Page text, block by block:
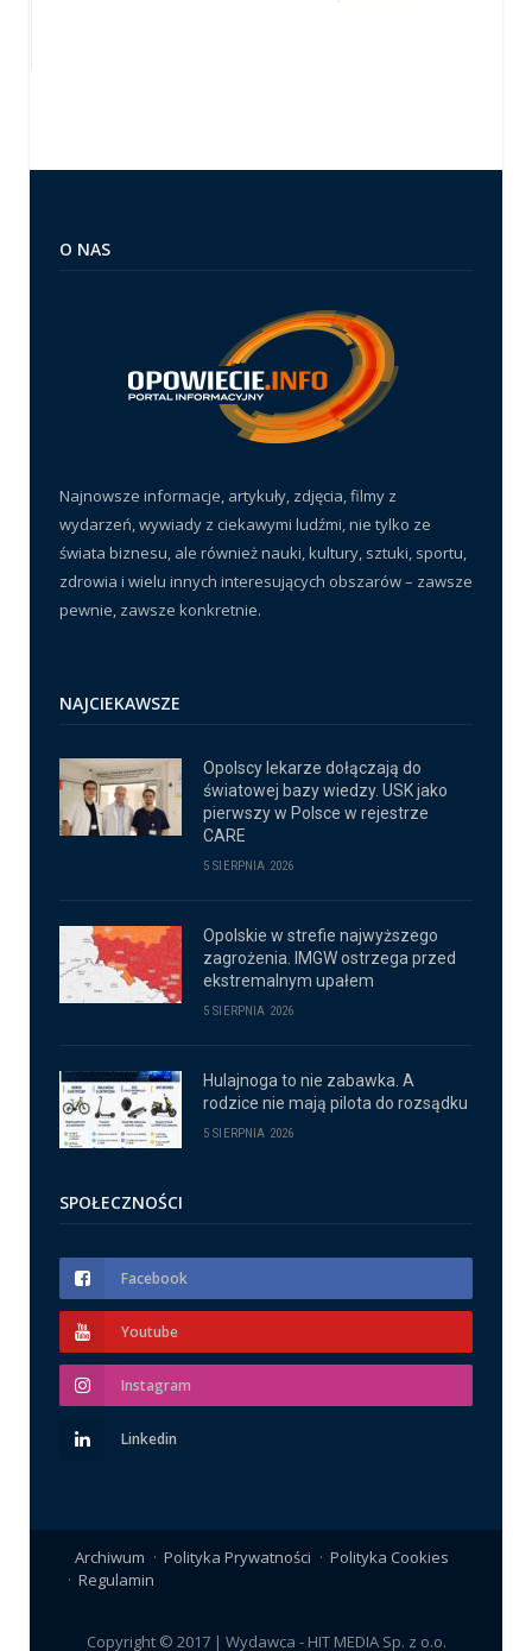
O NAS
Najnowsze informacje, artykuły, zdjęcia, filmy z
wydarzeń, wywiady z ciekawymi ludźmi, nie tylko ze
świata biznesu, ale również nauki, kultury, sztuki, sportu,
zdrowia i wielu innych interesujących obszarów – zawsze
pewnie, zawsze konkretnie.
NAJCIEKAWSZE
Opolscy lekarze dołączają do
światowej bazy wiedzy. USK jako
pierwszy w Polsce w rejestrze
CARE
5 SIERPNIA 2026
Opolskie w strefie najwyższego
zagrożenia. IMGW ostrzega przed
ekstremalnym upałem
5 SIERPNIA 2026
Hulajnoga to nie zabawka. A
rodzice nie mają pilota do rozsądku
5 SIERPNIA 2026
SPOŁECZNOŚCI
Facebook
Youtube
Instagram
Linkedin
Archiwum Polityka Prywatności
Polityka Cookies
Regulamin
Copyright © 2017 | Wydawca - HIT MEDIA Sp. z o.o.